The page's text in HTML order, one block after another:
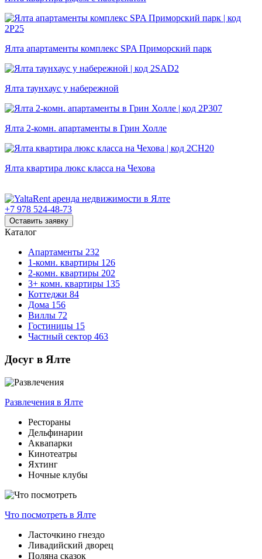
Ялта апартаменты комплекс SPA Приморский парк
Ялта таунхаус у набережной
Ялта 2-комн. апартаменты в Грин Холле
Ялта квартира люкс класса на Чехова
+7 978 524-48-73
Оставить заявку
Каталог
Апартаменты 232
1-комн. квартиры 126
2-комн. квартиры 202
3+ комн. квартиры 135
Коттеджи 84
Дома 156
Виллы 72
Гостиницы 15
Частный сектор 463
Досуг в Ялте
Развлечения в Ялте
Рестораны
Дельфинарии
Аквапарки
Кинотеатры
Яхтинг
Ночные клубы
Что посмотреть в Ялте
Ласточкино гнездо
Ливадийский дворец
Поляна сказок